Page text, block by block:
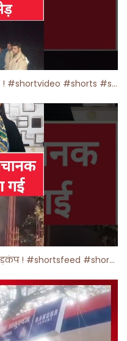
पुलिस और गौकशी आरोपियों में मुठभेड़ ! #shortvideo #shorts #shortsfeed
होतक में अचानक आग लगने से मचा हड़कंप ! #shortsfeed #shorts #viralshorts